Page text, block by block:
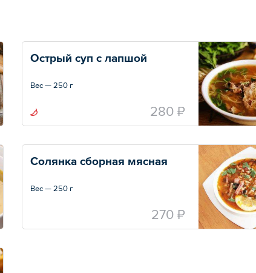
Острый суп с лапшой
Вес — 250 г
280 ₽
Солянка сборная мясная
Вес — 250 г
270 ₽